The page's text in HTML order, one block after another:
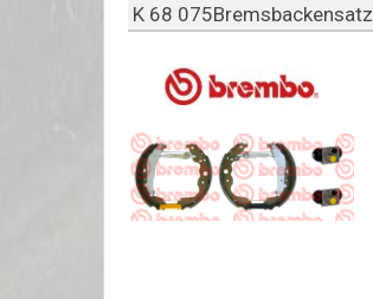
K 68 075Bremsbackensatz